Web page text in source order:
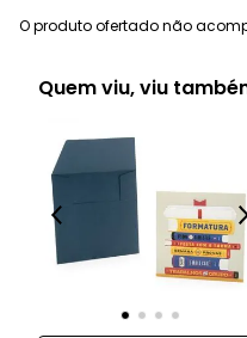
O produto ofertado não
Quem viu, viu